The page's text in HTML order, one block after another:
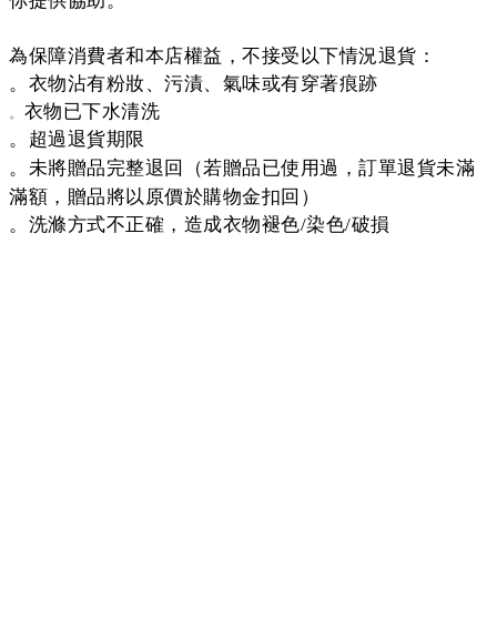
為保障消費者和本店權益，不接受以下情況退貨：
。衣物沾有粉妝、污漬、氣味或有穿著痕跡
。 衣物已下水清洗
。 超過退貨期限
。 未將贈品完整退回（若贈品已使用過，訂單退貨未滿
滿額，贈品將以原價於購物金扣回）
。 洗滌方式不正確，造成衣物褪色/染色/破損